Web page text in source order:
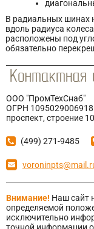
В радиальных шинах
вдоль радиуса
расположены под
обязательно
ООО "ПромТехСнаб"
ОГРН
проспект, строение
(499) 271-9485
Внимание! Наш сайт
определяемой
исключительно